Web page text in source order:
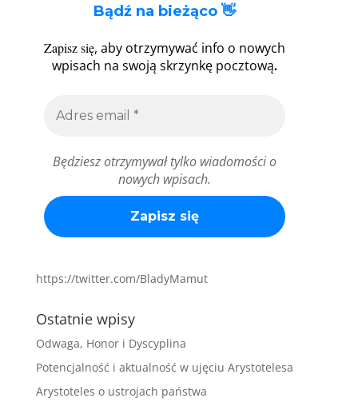
Bądź na bieżąco 👋
Zapisz się, aby otrzymywać info o nowych
wpisach na swoją skrzynkę pocztową.
Będziesz otrzymywał tylko wiadomości o
nowych wpisach.
https://twitter.com/BladyMamut
Ostatnie wpisy
Odwaga, Honor i Dyscyplina
Potencjalność i aktualność w ujęciu Arystotelesa
Arystoteles o ustrojach państwa